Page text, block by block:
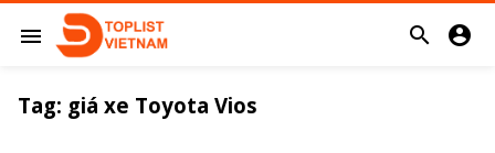
menu  
Tag: giá xe Toyota Vios